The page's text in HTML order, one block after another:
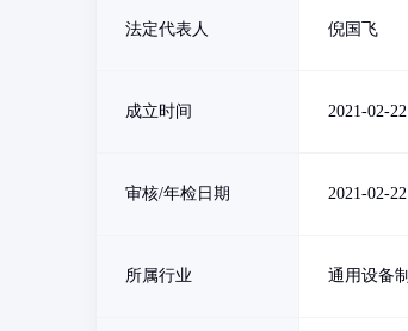
法定代表人 倪国飞
成立时间 2021-02-22
审核/年检日期 2021-02-22
所属行业 通用设备